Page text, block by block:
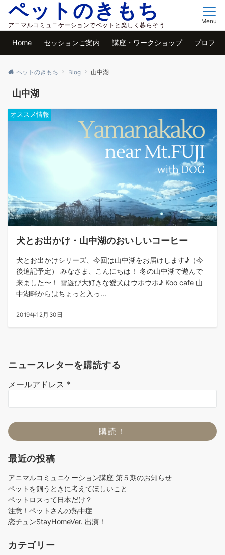
ペットのきもち
アニマルコミュニケーションでペットと楽しく暮らそう
Menu
Home セッションご案内 講座・ワークショップ プロフィ
ペットのきもち Blog 山中湖
山中湖
オススメ情報
犬とお出かけ・山中湖のおいしいコーヒー
犬とお出かけシリーズ、今回は山中湖をお届けします♪（今
後追記予定） みなさま、こんにちは！ 冬の山中湖で遊んで
来ました〜！ 雪遊び大好きな愛犬はウホウホ♪ Koo cafe 山
中湖畔からはちょっと入っ...
2019年12月30日
ニュースレターを購読する
メールアドレス *
最近の投稿
アニマルコミュニケーション講座 第５期のお知らせ
ペットを飼うときに考えてほしいこと
ペットロスって日本だけ？
注意！ペットさんの熱中症
恋チュンStayHomeVer. 出演！
カテゴリー